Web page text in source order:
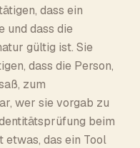
dass ein
und dass die
gültig ist. Sie
dass die Person,
zum
wer sie vorgab zu
beim
etwas, das ein Tool